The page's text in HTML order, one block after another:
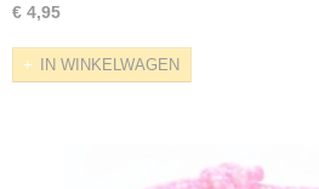
€ 4,95
IN WINKELWAGEN